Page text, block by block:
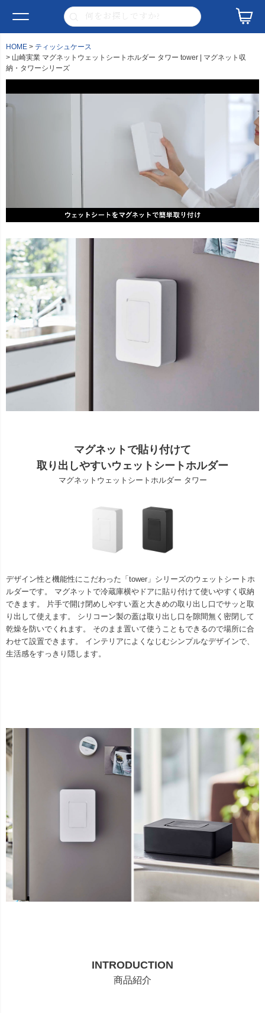
HOME
ティッシュケース
山崎実業 マグネットウェットシートホルダー タワー tower | マグネット収
納・タワーシリーズ
マグネットで貼り付けて
取り出しやすいウェットシートホルダー
マグネットウェットシートホルダー タワー
デザイン性と機能性にこだわった「tower」シリーズのウェットシートホ
ルダーです。 マグネットで冷蔵庫横やドアに貼り付けて使いやすく収納
できます。 片手で開け閉めしやすい蓋と大きめの取り出し口でサッと取
り出して使えます。 シリコーン製の蓋は取り出し口を隙間無く密閉して
乾燥を防いでくれます。 そのまま置いて使うこともできるので場所に合
わせて設置できます。 インテリアによくなじむシンプルなデザインで、
生活感をすっきり隠します。
INTRODUCTION
商品紹介